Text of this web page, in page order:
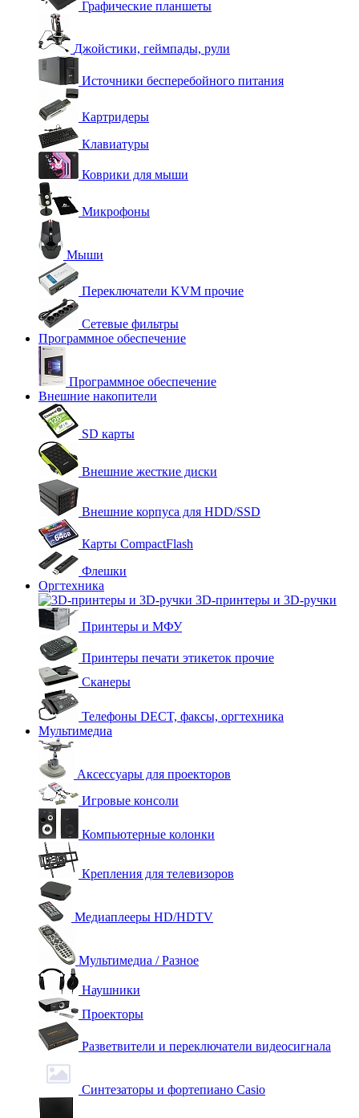
Графические планшеты
Джойстики, геймпады, рули
Источники бесперебойного питания
Картридеры
Клавиатуры
Коврики для мыши
Микрофоны
Мыши
Переключатели KVM прочие
Сетевые фильтры
Программное обеспечение
Программное обеспечение
Внешние накопители
SD карты
Внешние жесткие диски
Внешние корпуса для HDD/SSD
Карты CompactFlash
Флешки
Оргтехника
3D-принтеры и 3D-ручки
Принтеры и МФУ
Принтеры печати этикеток прочие
Сканеры
Телефоны DECT, факсы, оргтехника
Мультимедиа
Аксессуары для проекторов
Игровые консоли
Компьютерные колонки
Крепления для телевизоров
Медиаплееры HD/HDTV
Мультимедиа / Разное
Наушники
Проекторы
Разветвители и переключатели видеосигнала
Синтезаторы и фортепиано Casio